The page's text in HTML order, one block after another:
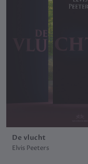
De vlucht
Elvis Peeters